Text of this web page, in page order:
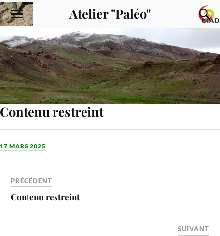
Atelier "Paléo"
Contenu restreint
17 MARS 2025
PRÉCÉDENT
Contenu restreint
SUIVANT